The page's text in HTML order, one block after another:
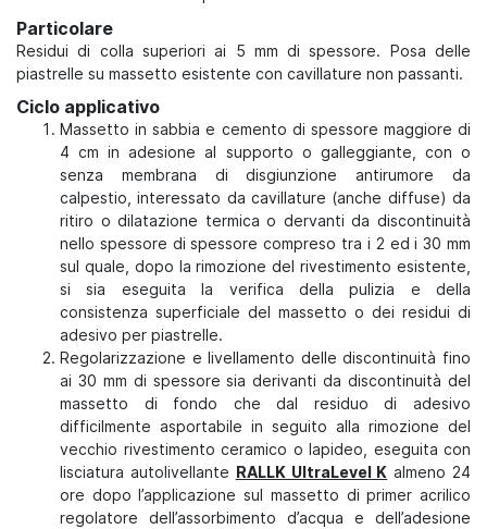
Particolare
Residui di colla superiori ai 5 mm di spessore. Posa delle
piastrelle su massetto esistente con cavillature non passanti.
Ciclo applicativo
Massetto in sabbia e cemento di spessore maggiore di
4 cm in adesione al supporto o galleggiante, con o
senza membrana di disgiunzione antirumore da
calpestio, interessato da cavillature (anche diffuse) da
ritiro o dilatazione termica o dervanti da discontinuità
nello spessore di spessore compreso tra i 2 ed i 30 mm
sul quale, dopo la rimozione del rivestimento esistente,
si sia eseguita la verifica della pulizia e della
consistenza superficiale del massetto o dei residui di
adesivo per piastrelle.
Regolarizzazione e livellamento delle discontinuità fino
ai 30 mm di spessore sia derivanti da discontinuità del
massetto di fondo che dal residuo di adesivo
difficilmente asportabile in seguito alla rimozione del
vecchio rivestimento ceramico o lapideo, eseguita con
lisciatura autolivellante RALLK UltraLevel K almeno 24
ore dopo l’applicazione sul massetto di primer acrilico
regolatore dell’assorbimento d’acqua e dell’adesione